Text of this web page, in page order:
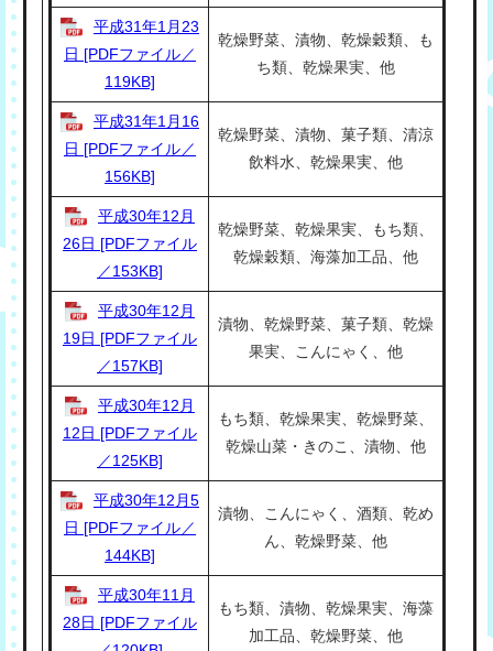
平成31年1月23
日 [PDFファイル／
119KB]
乾燥野菜、漬物、乾燥穀類、も
ち類、乾燥果実、他
平成31年1月16
日 [PDFファイル／
156KB]
乾燥野菜、漬物、菓子類、清涼
飲料水、乾燥果実、他
平成30年12月
26日 [PDFファイル
／153KB]
乾燥野菜、乾燥果実、もち類、
乾燥穀類、海藻加工品、他
平成30年12月
19日 [PDFファイル
／157KB]
漬物、乾燥野菜、菓子類、乾燥
果実、こんにゃく、他
平成30年12月
12日 [PDFファイル
／125KB]
もち類、乾燥果実、乾燥野菜、
乾燥山菜・きのこ、漬物、他
平成30年12月5
日 [PDFファイル／
144KB]
漬物、こんにゃく、酒類、乾め
ん、乾燥野菜、他
平成30年11月
28日 [PDFファイル
もち類、漬物、乾燥果実、海藻
加工品、乾燥野菜、他